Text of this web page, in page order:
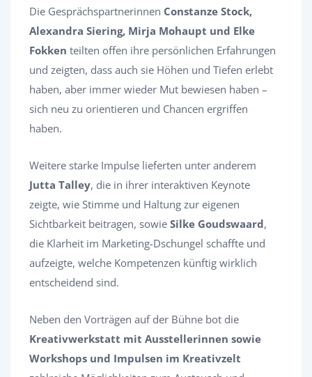
Die Gesprächspartnerinnen Constanze Stock,
Alexandra Siering, Mirja Mohaupt und Elke
Fokken teilten offen ihre persönlichen Erfahrungen
und zeigten, dass auch sie Höhen und Tiefen erlebt
haben, aber immer wieder Mut bewiesen haben –
sich neu zu orientieren und Chancen ergriffen
haben.
Weitere starke Impulse lieferten unter anderem
Jutta Talley, die in ihrer interaktiven Keynote
zeigte, wie Stimme und Haltung zur eigenen
Sichtbarkeit beitragen, sowie Silke Goudswaard,
die Klarheit im Marketing-Dschungel schaffte und
aufzeigte, welche Kompetenzen künftig wirklich
entscheidend sind.
Neben den Vorträgen auf der Bühne bot die
Kreativwerkstatt mit Ausstellerinnen sowie
Workshops und Impulsen im Kreativzelt